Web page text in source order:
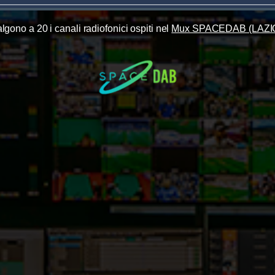
a 20 i canali radiofonici ospiti nel Mux SPACEDAB